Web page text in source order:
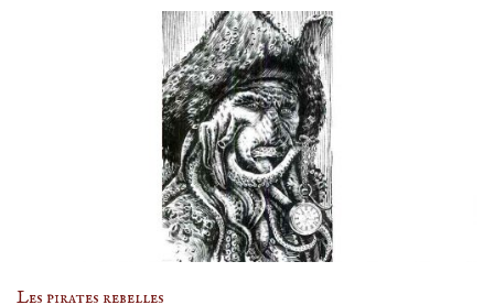
Les pirates rebelles